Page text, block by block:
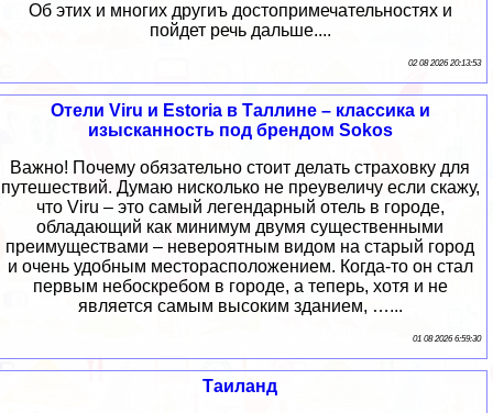
Об этих и многих другиъ достопримечательностях и
пойдет речь дальше....
02 08 2026 20:13:53
Отели Viru и Estoria в Таллине – классика и
изысканность под брендом Sokos
Важно! Почему обязательно стоит делать страховку для
путешествий. Думаю нисколько не преувеличу если скажу,
что Viru – это самый легендарный отель в городе,
обладающий как минимум двумя существенными
преимуществами – невероятным видом на старый город
и очень удобным месторасположением. Когда-то он стал
первым небоскребом в городе, а теперь, хотя и не
является самым высоким зданием, …...
01 08 2026 6:59:30
Таиланд